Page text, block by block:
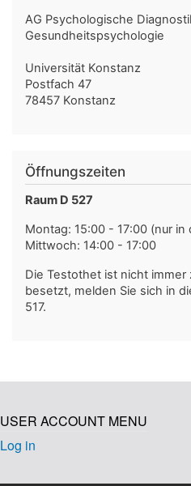
AG Psychologische
Gesundheitspsychologie
Universität Konstanz
Postfach 47
78457 Konstanz
Öffnungszeiten
Raum D 527
Montag: 15:00 - 17:00 (nur in
Mittwoch: 14:00 - 17:00
Die Testothet ist nicht
besetzt, melden Sie sich in
517.
USER ACCOUNT MENU
Log in